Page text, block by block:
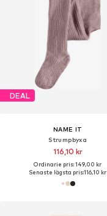
DEAL
NAME IT
Strumpbyxa
116,10 kr
Ordinarie pris: 149,00 kr
Senaste lägsta pris:116,10 kr